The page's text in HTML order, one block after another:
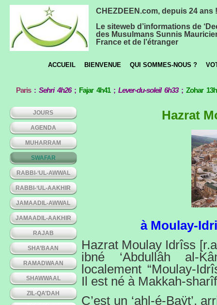
CHEZDEEN.com, depuis 24 ans !
Le siteweb d’informations de
des Musulmans Sunnis
France et de l’étranger
ACCUEIL BIENVENUE QUI SOMMES-NOUS ?
Paris:Sehri 4h26; Fajar 4h41;Lever-du-soleil 6h33;Zohar
JOURS
AGENDA
MUHARRAM
SWAFAR
RABBI-‘UL-AWWAL
RABBI-‘UL-AAKHIR
JAMAADIL-AWWAL
JAMAADIL-AAKHIR
RAJAB
SHA’BAAN
RAMADWAAN
SHAWWAAL
ZIL-QA’DAH
Hazrat
à Moulay-
Hazrat Moulay Idrîss
ibné ‘Abdullâh al-
localement “Moulay-
Il est né à Makkah-
C’est un ‘ahl-é-Baÿt’,